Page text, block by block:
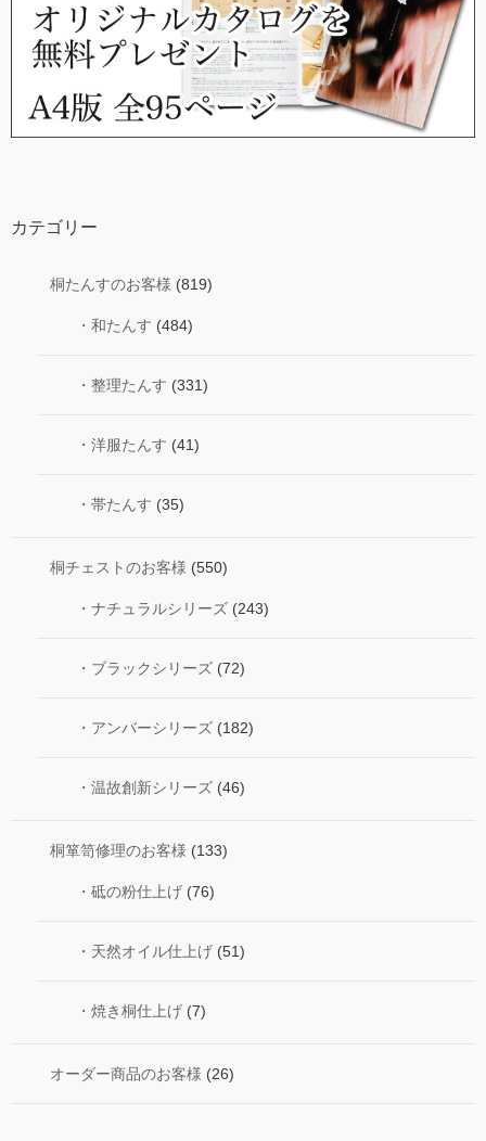
カテゴリー
桐たんすのお客様 (819)
・和たんす (484)
・整理たんす (331)
・洋服たんす (41)
・帯たんす (35)
桐チェストのお客様 (550)
・ナチュラルシリーズ (243)
・ブラックシリーズ (72)
・アンバーシリーズ (182)
・温故創新シリーズ (46)
桐箪笥修理のお客様 (133)
・砥の粉仕上げ (76)
・天然オイル仕上げ (51)
・焼き桐仕上げ (7)
オーダー商品のお客様 (26)